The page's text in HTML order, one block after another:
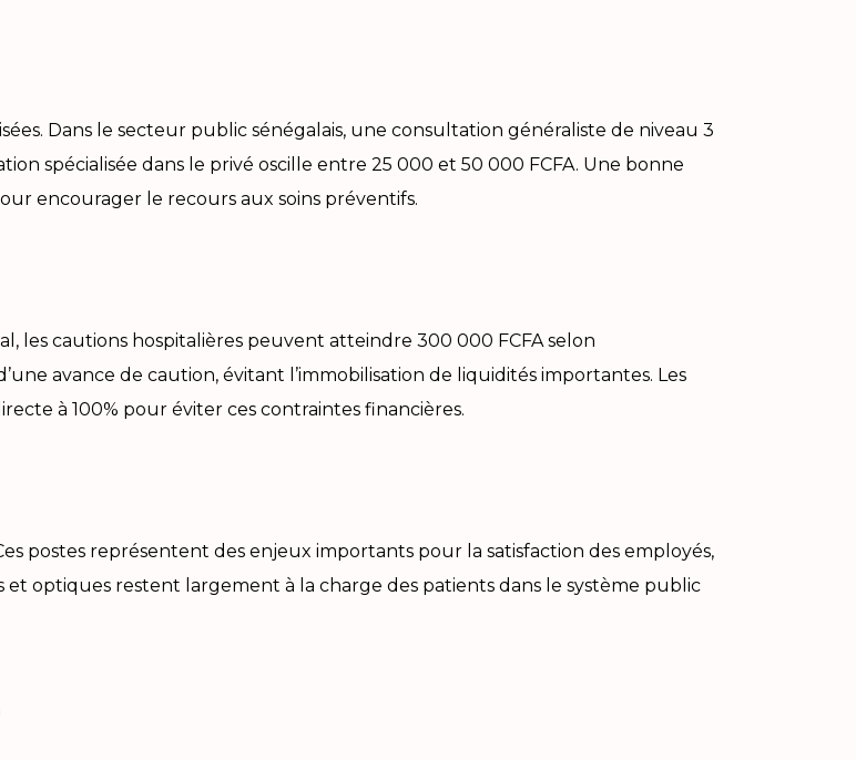
Dans le secteur public sénégalais, une consultation généraliste de niveau 3
spécialisée dans le privé oscille entre 25 000 et 50 000 FCFA. Une bonne
encourager le recours aux soins préventifs.
les cautions hospitalières peuvent atteindre 300 000 FCFA selon
avance de caution, évitant l’immobilisation de liquidités importantes. Les
à 100% pour éviter ces contraintes financières.
postes représentent des enjeux importants pour la satisfaction des employés,
optiques restent largement à la charge des patients dans le système public